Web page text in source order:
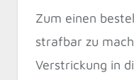
Zum einen
strafbar zu
Verstrickung in